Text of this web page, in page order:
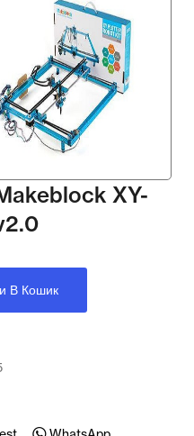
техніка
Медичні тренажери та манекени
Мультимедійне обладнання
Makeblock XY-
В Кошик